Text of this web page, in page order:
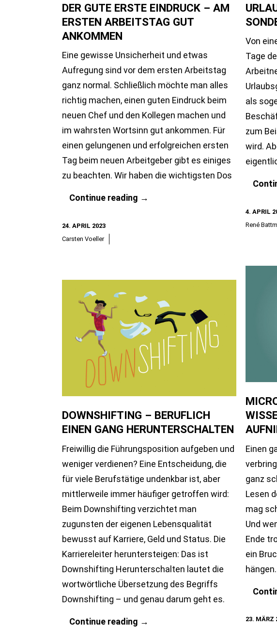
DER GUTE ERSTE EINDRUCK – AM
ERSTEN ARBEITSTAG GUT
ANKOMMEN
Eine gewisse Unsicherheit und etwas
Aufregung sind vor dem ersten Arbeitstag
ganz normal. Schließlich möchte man alles
richtig machen, einen guten Eindruck beim
neuen Chef und den Kollegen machen und
im wahrsten Wortsinn gut ankommen. Für
einen gelungenen und erfolgreichen ersten
Tag beim neuen Arbeitgeber gibt es einiges
zu beachten. Wir haben die wichtigsten Dos
Continue reading Der
Arbeitstag
gut
ankommen
→
24. APRIL 2023
Carsten Voeller
Von
Tage
als
zum
wird.
4. APRIL
René
Einen
ganz
Lesen
mag
Und
Ende
ein
23. MÄRZ
DOWNSHIFTING – BERUFLICH
EINEN GANG HERUNTERSCHALTEN
Freiwillig die Führungsposition aufgeben und
weniger verdienen? Eine Entscheidung, die
für viele Berufstätige undenkbar ist, aber
mittlerweile immer häufiger getroffen wird:
Beim Downshifting verzichtet man
zugunsten der eigenen Lebensqualität
bewusst auf Karriere, Geld und Status. Die
Karriereleiter heruntersteigen: Das ist
Downshifting Herunterschalten lautet die
wortwörtliche Übersetzung des Begriffs
Downshifting – und genau darum geht es.
Continue reading Downshifting
→